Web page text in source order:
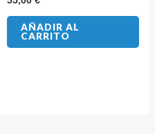
AÑADIR AL
CARRITO